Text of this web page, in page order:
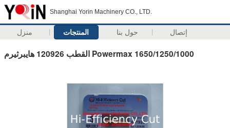
Shanghai Yorin Machinery CO., LTD.
منزل المنتجات حول بنا إتصال
القطب 120926 هايبرثيرم Powermax 1650/1250/1000